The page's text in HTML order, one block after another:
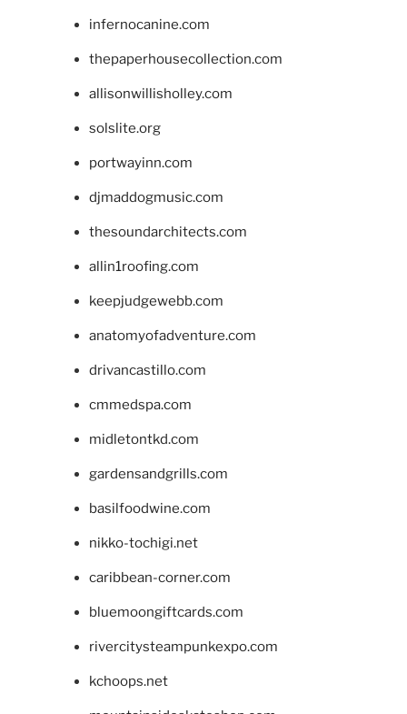
infernocanine.com
thepaperhousecollection.com
allisonwillisholley.com
solslite.org
portwayinn.com
djmaddogmusic.com
thesoundarchitects.com
allin1roofing.com
keepjudgewebb.com
anatomyofadventure.com
drivancastillo.com
cmmedspa.com
midletontkd.com
gardensandgrills.com
basilfoodwine.com
nikko-tochigi.net
caribbean-corner.com
bluemoongiftcards.com
rivercitysteampunkexpo.com
kchoops.net